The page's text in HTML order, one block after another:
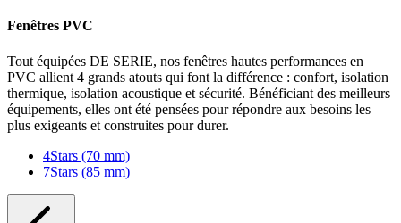
Fenêtres PVC
Tout équipées DE SERIE, nos fenêtres hautes performances en
PVC allient 4 grands atouts qui font la différence : confort, isolation
thermique, isolation acoustique et sécurité. Bénéficiant des meilleurs
équipements, elles ont été pensées pour répondre aux besoins les
plus exigeants et construites pour durer.
4Stars (70 mm)
7Stars (85 mm)